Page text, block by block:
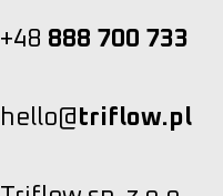
+48 888 700 733
hello@triflow.pl